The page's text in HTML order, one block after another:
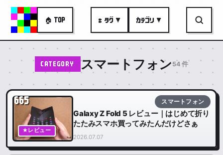
🏠 TOP # タグ ▼ カテゴリ ▼
CATEGORY スマートフォン 54 件
★レビュー
665 スマートフォン
Galaxy Z Fold 5 レビュー｜はじめて折り
たたみスマホ買ってみたんだけどさぁ
2026.07.07